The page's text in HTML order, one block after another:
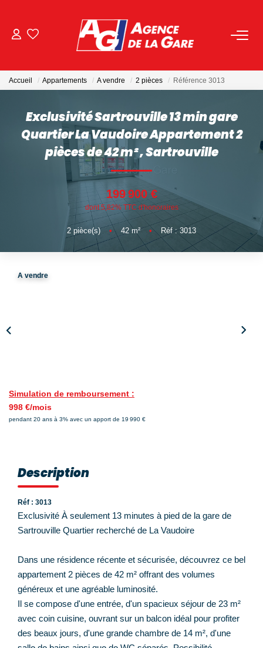
GESTION
BIENS VENDUS
NOS AGENCES
Toutes Les Agences
Nous Rejoindre
Accueil Appartements A vendre 2 pièces Référence 3013
Exclusivité Sartrouville 13 min gare
Quartier La Vaudoire Appartement 2
pièces de 42 m²,Sartrouville
199 900 €
dont 5,82% TTC d'honoraires
2 pièce(s) • 42m² • Réf : 3013
A vendre
Simulation de remboursement :
998 €/mois
pendant 20 ans à 3% avec un apport de 19 990 €
Description
Réf : 3013
Exclusivité À seulement 13 minutes à pied de la gare de
Sartrouville Quartier recherché de La Vaudoire
Dans une résidence récente et sécurisée, découvrez ce bel
appartement 2 pièces de 42 m² offrant des volumes
généreux et une agréable luminosité.
Il se compose d'une entrée, d'un spacieux séjour de 23 m²
avec coin cuisine, ouvrant sur un balcon idéal pour profiter
des beaux jours, d'une grande chambre de 14 m², d'une